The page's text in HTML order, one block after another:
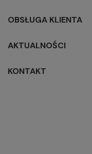
OBSŁUGA KLIENTA
AKTUALNOŚCI
KONTAKT